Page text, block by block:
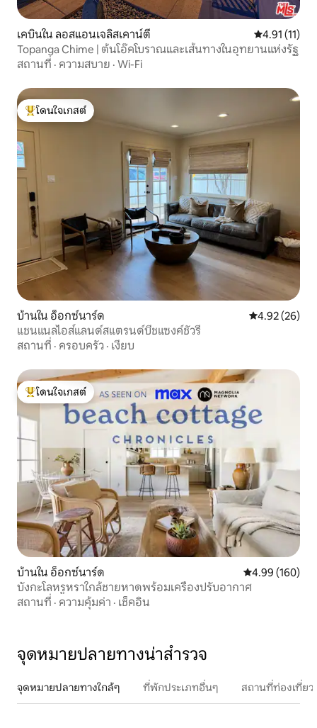
เคบินใน ลอสแอนเจลิสเคาน์ตี คะแนนเฉลี่ย
4.91 (11)
Topanga Chime | ต้นโอ๊คโบราณและเส้นทางในอุทยานแห่งรัฐ
สถานที่ · ความสบาย · Wi-Fi
โดนใจเกสต์ที่สุด
โดนใจเกสต์
บ้านใน อ็อกซ์นาร์ด คะแนนเฉลี่ย
4.92 (26)
แชนแนลไอส์แลนด์สแตรนด์บีชแซงค์ชัวรี
สถานที่ · ครอบครัว · เงียบ
โดนใจเกสต์ที่สุด
โดนใจเกสต์
บ้านใน อ็อกซ์นาร์ด คะแนนเฉลี่ย
4.99 (160)
บังกะโลหรูหราใกล้ชายหาดพร้อมเครื่องปรับอากาศ
สถานที่ · ความคุ้มค่า · เช็คอิน
จุดหมายปลายทางน่าสำรวจ
จุดหมายปลายทางใกล้ๆ ที่พักประเภทอื่นๆ สถานที่ท่องเที่ย